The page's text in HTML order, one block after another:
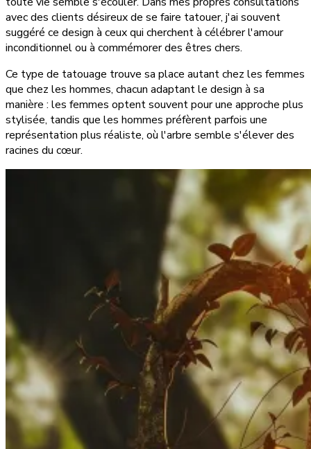
avec des clients désireux de se faire tatouer, j'ai souvent
suggéré ce design à ceux qui cherchent à célébrer l'amour
inconditionnel ou à commémorer des êtres chers.
Ce type de tatouage trouve sa place autant chez les femmes
que chez les hommes, chacun adaptant le design à sa
manière : les femmes optent souvent pour une approche plus
stylisée, tandis que les hommes préfèrent parfois une
représentation plus réaliste, où l'arbre semble s'élever des
racines du cœur.